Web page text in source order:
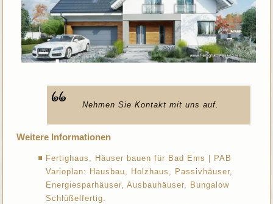
Nehmen Sie Kontakt mit uns auf.
Weitere Informationen
Fertighaus, Häuser bauen für Bad Ems | PAB
Varioplan: Hausbau, Holzhaus, Passivhäuser,
Energiesparhäuser, Ausbauhäuser, Bungalow
Schlüßelfertig.